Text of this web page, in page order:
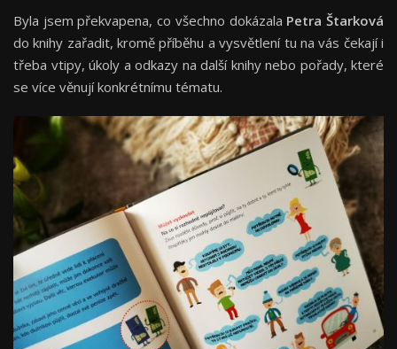
Byla jsem překvapena, co všechno dokázala Petra Štarková
do knihy zařadit, kromě příběhu a vysvětlení tu na vás čekají i
třeba vtipy, úkoly a odkazy na další knihy nebo pořady, které
se více věnují konkrétnímu tématu.